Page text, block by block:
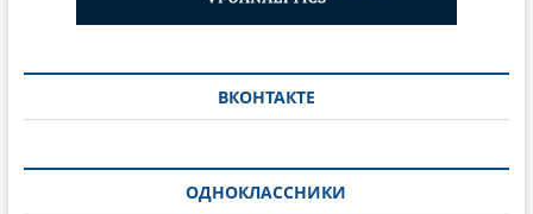
ВКОНТАКТЕ
ОДНОКЛАССНИКИ